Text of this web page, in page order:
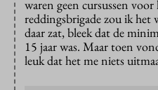
waren geen cursussen
reddingsbrigade zou ik het
daar zat, bleek dat de
15 jaar was. Maar toen
leuk dat het me niets